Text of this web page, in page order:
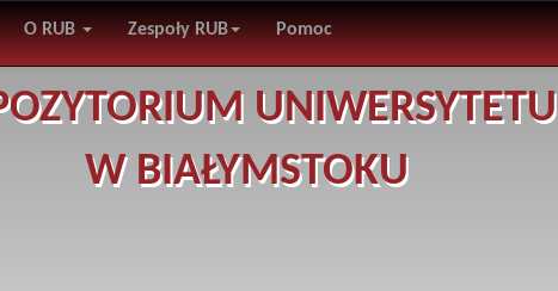
O RUB Zespoły RUB Pomoc
UNIWERSYTETU
W BIAŁYMSTOKU